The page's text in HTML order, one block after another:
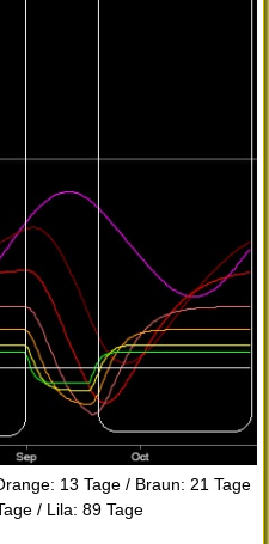
13 Tage / Braun: 21 Tage
/ Lila: 89 Tage